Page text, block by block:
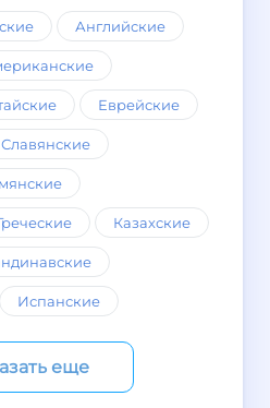
Английские
Еврейские
Славянские
Казахские
Испанские
еще